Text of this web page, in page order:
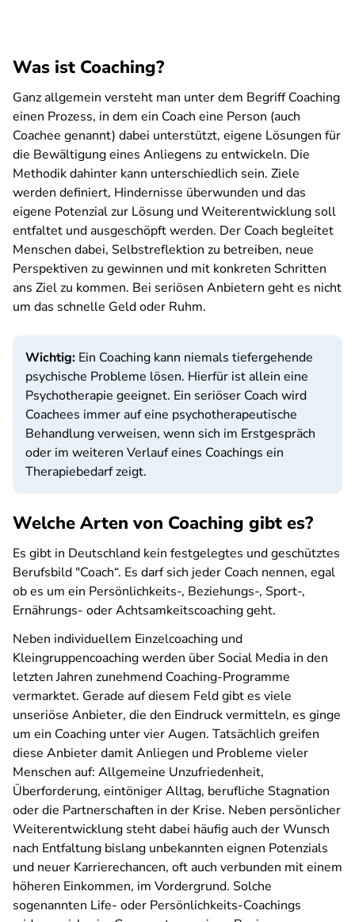
Was ist Coaching?
Ganz allgemein versteht man unter dem Begriff Coaching
einen Prozess, in dem ein Coach eine Person (auch
Coachee genannt) dabei unterstützt, eigene Lösungen für
die Bewältigung eines Anliegens zu entwickeln. Die
Methodik dahinter kann unterschiedlich sein. Ziele
werden definiert, Hindernisse überwunden und das
eigene Potenzial zur Lösung und Weiterentwicklung soll
entfaltet und ausgeschöpft werden. Der Coach begleitet
Menschen dabei, Selbstreflektion zu betreiben, neue
Perspektiven zu gewinnen und mit konkreten Schritten
ans Ziel zu kommen. Bei seriösen Anbietern geht es nicht
um das schnelle Geld oder Ruhm.
Wichtig: Ein Coaching kann niemals tiefergehende
psychische Probleme lösen. Hierfür ist allein eine
Psychotherapie geeignet. Ein seriöser Coach wird
Coachees immer auf eine psychotherapeutische
Behandlung verweisen, wenn sich im Erstgespräch
oder im weiteren Verlauf eines Coachings ein
Therapiebedarf zeigt.
Welche Arten von Coaching gibt es?
Es gibt in Deutschland kein festgelegtes und geschütztes
Berufsbild "Coach“. Es darf sich jeder Coach nennen, egal
ob es um ein Persönlichkeits-, Beziehungs-, Sport-,
Ernährungs- oder Achtsamkeitscoaching geht.
Neben individuellem Einzelcoaching und
Kleingruppencoaching werden über Social Media in den
letzten Jahren zunehmend Coaching-Programme
vermarktet. Gerade auf diesem Feld gibt es viele
unseriöse Anbieter, die den Eindruck vermitteln, es ginge
um ein Coaching unter vier Augen. Tatsächlich greifen
diese Anbieter damit Anliegen und Probleme vieler
Menschen auf: Allgemeine Unzufriedenheit,
Überforderung, eintöniger Alltag, berufliche Stagnation
oder die Partnerschaften in der Krise. Neben persönlicher
Weiterentwicklung steht dabei häufig auch der Wunsch
nach Entfaltung bislang unbekannten eignen Potenzials
und neuer Karrierechancen, oft auch verbunden mit einem
höheren Einkommen, im Vordergrund. Solche
sogenannten Life- oder Persönlichkeits-Coachings